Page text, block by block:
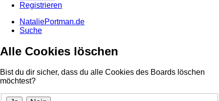
Registrieren
NataliePortman.de
Suche
Alle Cookies löschen
Bist du dir sicher, dass du alle Cookies des Boards löschen
möchtest?